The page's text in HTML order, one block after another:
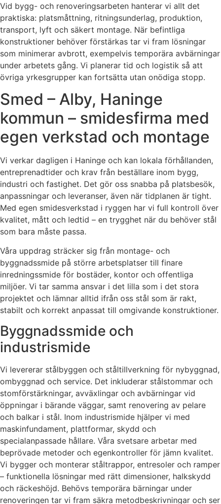
Vid bygg- och renoveringsarbeten hanterar vi allt det
praktiska: platsmåttning, ritningsunderlag, produktion,
transport, lyft och säkert montage. När befintliga
konstruktioner behöver förstärkas tar vi fram lösningar
som minimerar avbrott, exempelvis temporära avbärningar
under arbetets gång. Vi planerar tid och logistik så att
övriga yrkesgrupper kan fortsätta utan onödiga stopp.
Smed – Alby, Haninge
kommun – smidesfirma med
egen verkstad och montage
Vi verkar dagligen i Haninge och kan lokala förhållanden,
entreprenadtider och krav från beställare inom bygg,
industri och fastighet. Det gör oss snabba på platsbesök,
anpassningar och leveranser, även när tidplanen är tight.
Med egen smidesverkstad i ryggen har vi full kontroll över
kvalitet, mått och ledtid – en trygghet när du behöver stål
som bara måste passa.
Våra uppdrag sträcker sig från montage- och
byggnadssmide på större arbetsplatser till finare
inredningssmide för bostäder, kontor och offentliga
miljöer. Vi tar samma ansvar i det lilla som i det stora
projektet och lämnar alltid ifrån oss stål som är rakt,
stabilt och korrekt anpassat till omgivande konstruktioner.
Byggnadssmide och
industrismide
Vi levererar stålbyggen och ståltillverkning för nybyggnad,
ombyggnad och service. Det inkluderar stålstommar och
stomförstärkningar, avväxlingar och avbärningar vid
öppningar i bärande väggar, samt renovering av pelare
och balkar i stål. Inom industrismide hjälper vi med
maskinfundament, plattformar, skydd och
specialanpassade hållare. Våra svetsare arbetar med
beprövade metoder och egenkontroller för jämn kvalitet.
Vi bygger och monterar ståltrappor, entresoler och ramper
– funktionella lösningar med rätt dimensioner, halkskydd
och räckeshöjd. Behövs temporära bärningar under
renoveringen tar vi fram säkra metodbeskrivningar och ser